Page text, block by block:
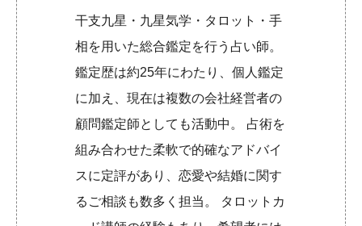
干支九星・九星気学・タロット・手
相を用いた総合鑑定を行う占い師。
鑑定歴は約25年にわたり、個人鑑定
に加え、現在は複数の会社経営者の
顧問鑑定師としても活動中。 占術を
組み合わせた柔軟で的確なアドバイ
スに定評があり、恋愛や結婚に関す
るご相談も数多く担当。 タロットカ